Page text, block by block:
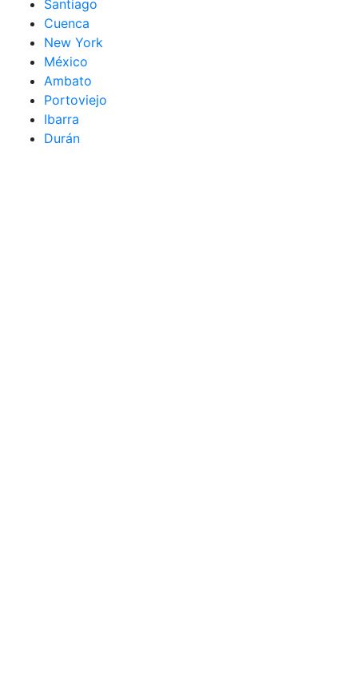
Santiago
Cuenca
New York
México
Ambato
Portoviejo
Ibarra
Durán